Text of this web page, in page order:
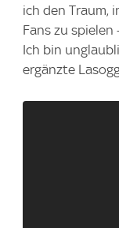
ich den Traum,
Fans zu
Ich bin
ergänzte